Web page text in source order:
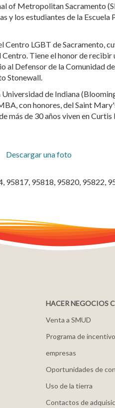
of Metropolitan Sacramento
y los estudiantes de la Escuela
Centro LGBT de Sacramento,
Tiene el honor de recibir
al Defensor de la Comunidad
Stonewall.
Universidad de Indiana
con honores, del Saint
más de 30 años viven en Curtis
Descargar una foto
95817, 95818, 95820, 95822,
HACER NEGOCIOS
Venta a SMUD
Programa de
empresas
Oportunidades de
Uso de la tierra
Contactos de